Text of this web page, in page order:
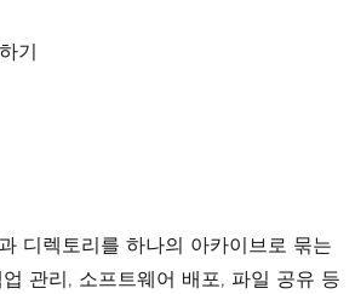
기
디렉토리를 하나의 아카이브로 묶는
관리, 소프트웨어 배포, 파일 공유 등